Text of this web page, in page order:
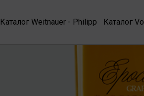
Каталог Weitnauer - Philipp Каталог